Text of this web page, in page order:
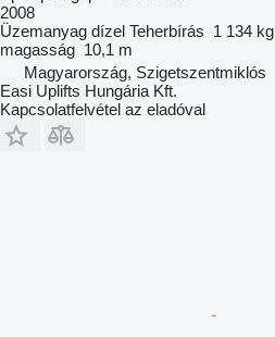
2008
Üzemanyag dízel Teherbírás 1 134 kg
magasság 10,1 m
Magyarország, Szigetszentmiklós
Easi Uplifts Hungária Kft.
Kapcsolatfelvétel az eladóval